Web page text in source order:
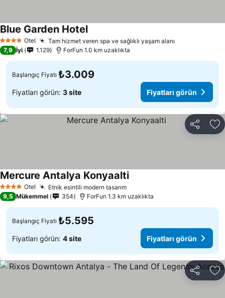
4 Yıldız Otel Tam hizmet veren spa ve sağlıklı yaşam alanı
Blue Garden HotelFiyatları görün
7,9 İyi 1.129 ForFun 1.0 km uzaklıkta
Başlangıç Fiyatı ₺3.009
Fiyatları görün: 3 site Fiyatları görün
Paylaş
4 Yıldız Otel Etnik esintili modern tasarımFiyatları görün
Mercure Antalya KonyaaltiFiyatları görün
9,5 Mükemmel 354 ForFun 1.3 km uzaklıkta
Başlangıç Fiyatı ₺5.595
Fiyatları görün: 4 site Fiyatları görün
Paylaş